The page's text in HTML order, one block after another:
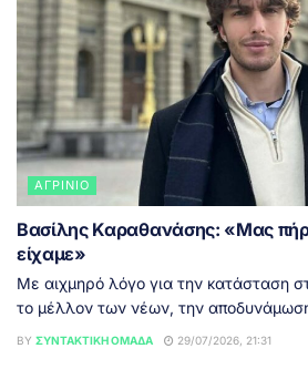
ΑΓΡΊΝΙΟ
Βασίλης Καραθανάσης: «Μας
είχαμε»
Με αιχμηρό λόγο για την κατάσταση
το μέλλον των νέων, την
BY ΣΥΝΤΑΚΤΙΚΉ ΟΜΆΔΑ 29/07/2026, 21:31